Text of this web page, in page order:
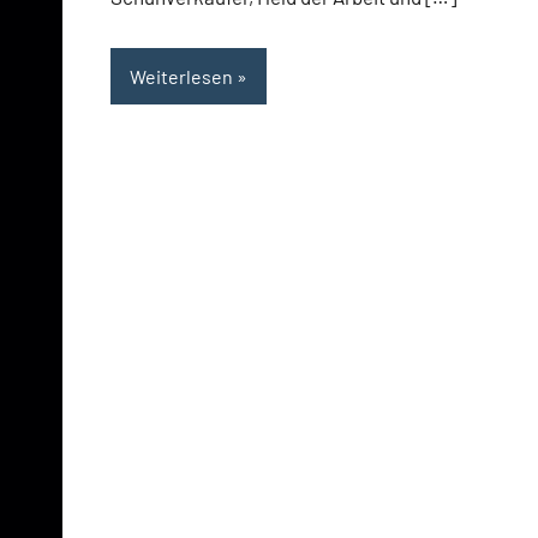
Weiterlesen